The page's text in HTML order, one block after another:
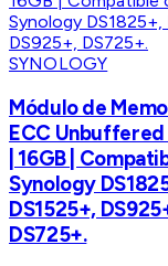
SYNOLOGY
Módulo de
ECC Unbuffered
| 16GB |
Synology
DS1525+,
DS725+.